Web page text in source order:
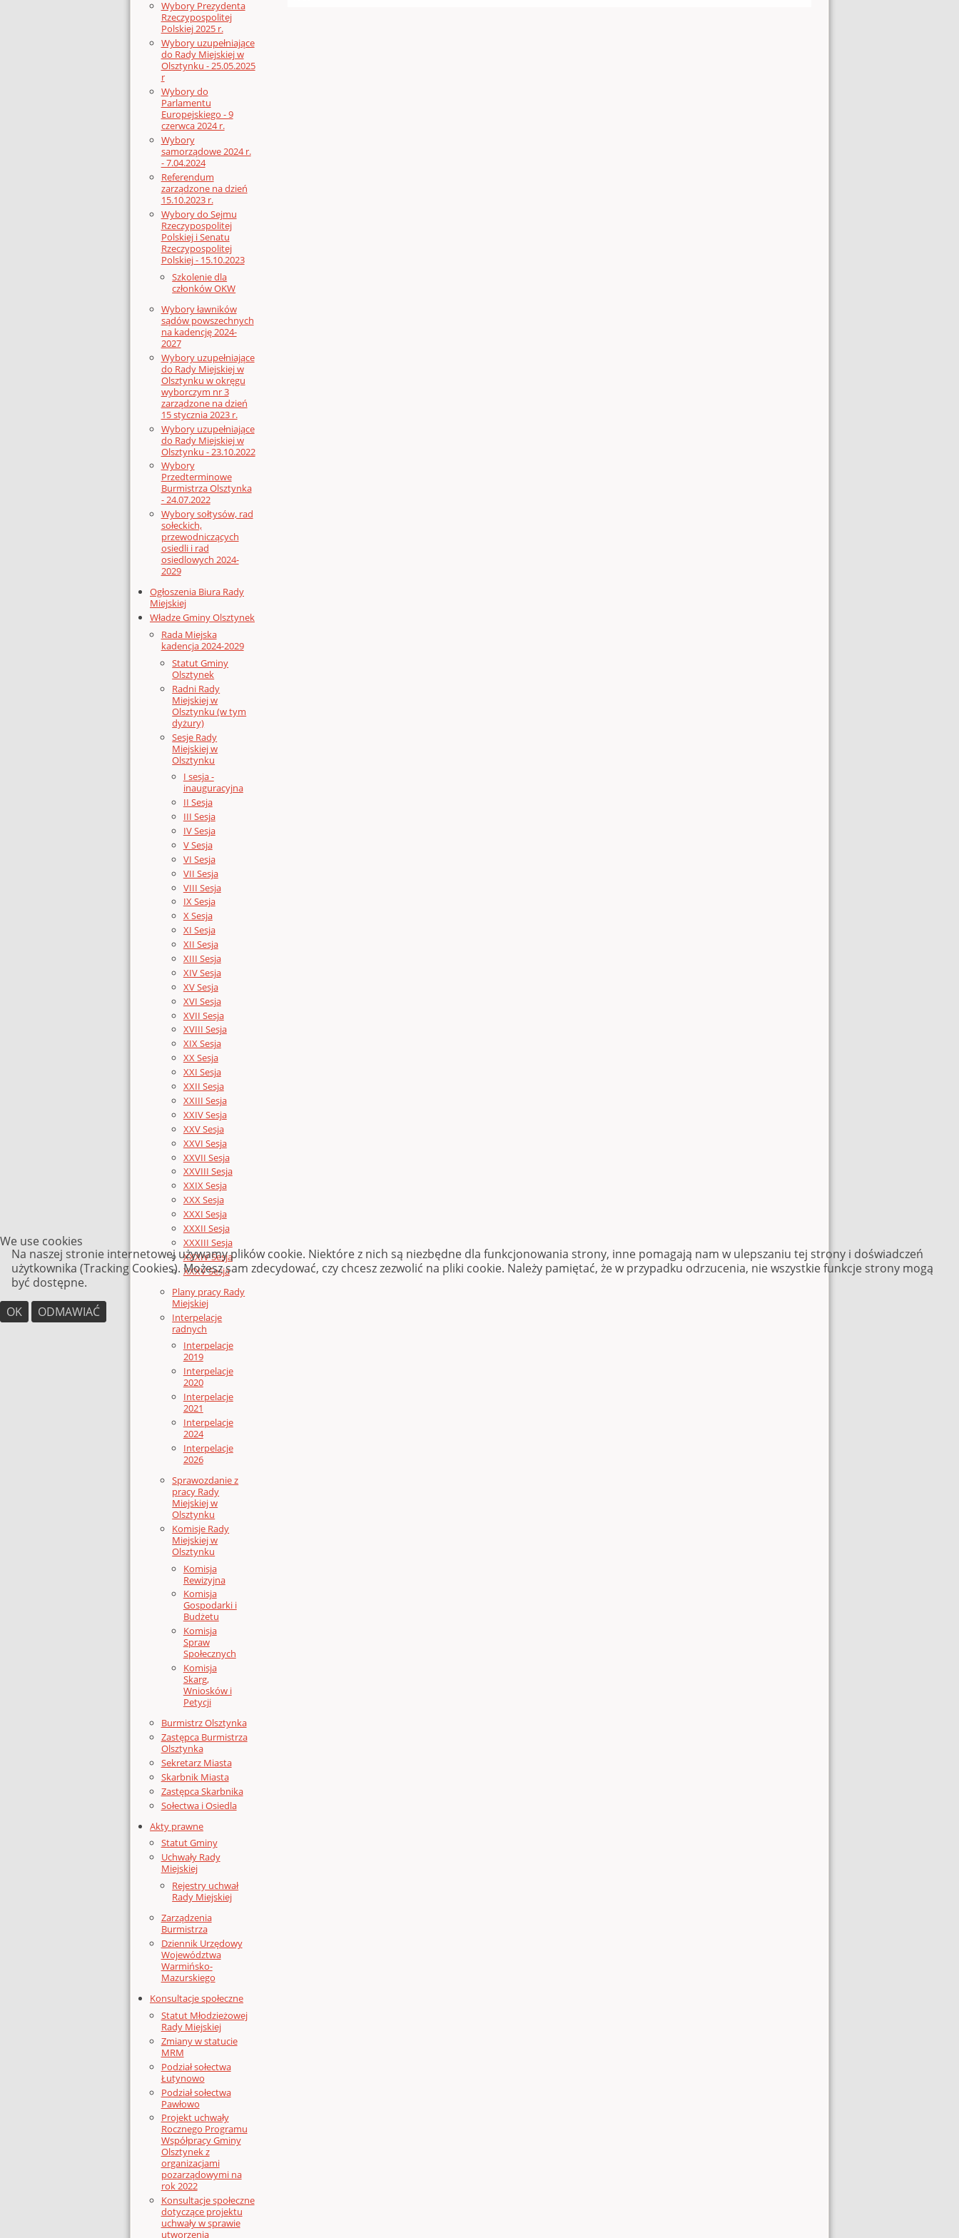
Wybory Prezydenta
Rzeczypospolitej
Polskiej 2025 r.
Wybory uzupełniające
do Rady Miejskiej w
Olsztynku - 25.05.2025
r
Wybory do
Parlamentu
Europejskiego - 9
czerwca 2024 r.
Wybory
samorządowe 2024 r.
- 7.04.2024
Referendum
zarządzone na dzień
15.10.2023 r.
Wybory do Sejmu
Rzeczypospolitej
Polskiej i Senatu
Rzeczypospolitej
Polskiej - 15.10.2023
Szkolenie dla
członków OKW
Wybory ławników
sądów powszechnych
na kadencję 2024-
2027
Wybory uzupełniające
do Rady Miejskiej w
Olsztynku w okręgu
wyborczym nr 3
zarządzone na dzień
15 stycznia 2023 r.
Wybory uzupełniające
do Rady Miejskiej w
Olsztynku - 23.10.2022
Wybory
Przedterminowe
Burmistrza Olsztynka
- 24.07.2022
Wybory sołtysów, rad
sołeckich,
przewodniczących
osiedli i rad
osiedlowych 2024-
2029
Ogłoszenia Biura Rady
Miejskiej
Władze Gminy Olsztynek
Rada Miejska
kadencja 2024-2029
Statut Gminy
Olsztynek
Radni Rady
Miejskiej w
Olsztynku (w tym
dyżury)
Sesje Rady
Miejskiej w
Olsztynku
I sesja -
inauguracyjna
II Sesja
III Sesja
IV Sesja
V Sesja
VI Sesja
VII Sesja
VIII Sesja
IX Sesja
X Sesja
XI Sesja
XII Sesja
XIII Sesja
XIV Sesja
XV Sesja
XVI Sesja
XVII Sesja
XVIII Sesja
XIX Sesja
XX Sesja
XXI Sesja
XXII Sesja
XXIII Sesja
XXIV Sesja
XXV Sesja
XXVI Sesja
XXVII Sesja
XXVIII Sesja
XXIX Sesja
XXX Sesja
XXXI Sesja
XXXII Sesja
XXXIII Sesja
XXXIV Sesja
XXXV Sesja
Plany pracy Rady
Miejskiej
Interpelacje
radnych
Interpelacje
2019
Interpelacje
2020
Interpelacje
2021
Interpelacje
2024
Interpelacje
2026
Sprawozdanie z
pracy Rady
Miejskiej w
Olsztynku
Komisje Rady
Miejskiej w
Olsztynku
Komisja
Rewizyjna
Komisja
Gospodarki i
Budżetu
Komisja
Spraw
Społecznych
Komisja
Skarg,
Wniosków i
Petycji
Burmistrz Olsztynka
Zastępca Burmistrza
Olsztynka
Sekretarz Miasta
Skarbnik Miasta
Zastępca Skarbnika
Sołectwa i Osiedla
Akty prawne
Statut Gminy
Uchwały Rady
Miejskiej
Rejestry uchwał
Rady Miejskiej
Zarządzenia
Burmistrza
Dziennik Urzędowy
Województwa
Warmińsko-
Mazurskiego
Konsultacje społeczne
Statut Młodzieżowej
Rady Miejskiej
Zmiany w statucie
MRM
Podział sołectwa
Łutynowo
Podział sołectwa
Pawłowo
Projekt uchwały
Rocznego Programu
Współpracy Gminy
Olsztynek z
organizacjami
pozarządowymi na
rok 2022
Konsultacje społeczne
dotyczące projektu
uchwały w sprawie
utworzenia
We use cookies
Na naszej stronie internetowej używamy plików cookie. Niektóre z nich są niezbędne dla funkcjonowania strony, inne pomagają nam w ulepszaniu tej strony i doświadczeń
użytkownika (Tracking Cookies). Możesz sam zdecydować, czy chcesz zezwolić na pliki cookie. Należy pamiętać, że w przypadku odrzucenia, nie wszystkie funkcje strony mogą
być dostępne.
OK
ODMAWIAĆ